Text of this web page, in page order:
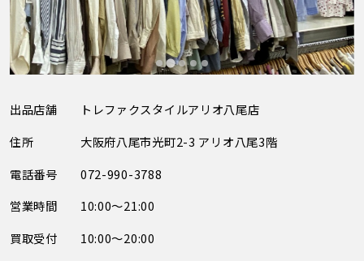
出品店舗
トレファクスタイルアリオ八尾店
住所
大阪府八尾市光町2-3 アリオ八尾3階
電話番号
072-990-3788
営業時間
10:00～21:00
買取受付
10:00～20:00